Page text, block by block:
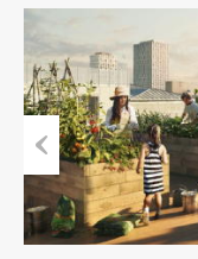
Previous